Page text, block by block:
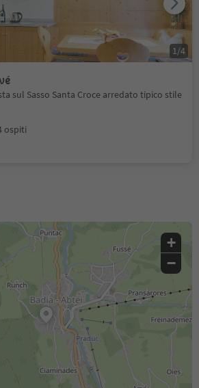
sul Sasso Santa Croce arredato tipico stile
ospiti
1/4
+
−